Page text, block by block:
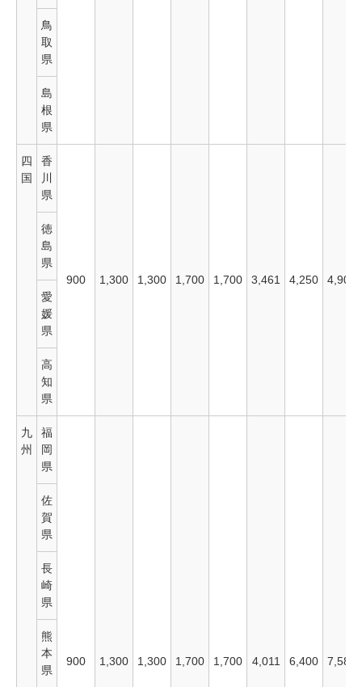
鳥
取
県
島
根
県
四
国
香
川
県
900 1,300 1,300 1,700 1,700 3,461 4,250 4,900
徳
島
県
愛
媛
県
高
知
県
九
州
福
岡
県
900 1,300 1,300 1,700 1,700 4,011 6,400 7,580
佐
賀
県
長
崎
県
熊
本
県